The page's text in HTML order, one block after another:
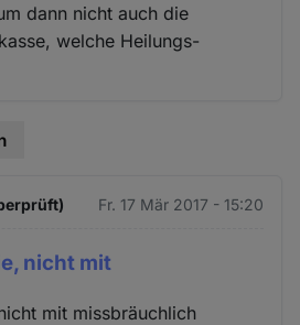
dann nicht auch die
welche Heilungs-
Fr. 17 Mär 2017 - 15:20
nicht mit
mit missbräuchlich